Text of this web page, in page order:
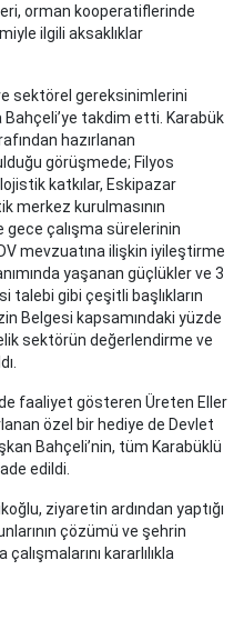
orman kooperatiflerinde
ilgili aksaklıklar
sektörel gereksinimlerini
Bahçeli’ye takdim etti. Karabük
hazırlanan
görüşmede; Filyos
lojistik katkılar, Eskipazar
merkez kurulmasının
çalışma sürelerinin
mevzuatına ilişkin iyileştirme
yaşanan güçlükler ve 3
talebi gibi çeşitli başlıkların
Belgesi kapsamındaki yüzde
sektörün değerlendirme ve
faaliyet gösteren Üreten Eller
özel bir hediye de Devlet
Bahçeli’nin, tüm Karabüklü
edildi.
ziyaretin ardından yaptığı
çözümü ve şehrin
kararlılıkla